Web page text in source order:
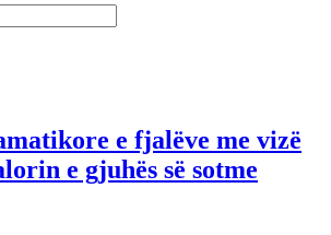
e fjalëve me vizë
e gjuhës së sotme